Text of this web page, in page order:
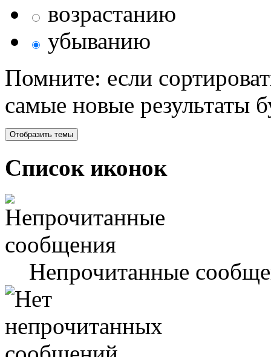
возрастанию
убыванию
Помните: если
самые новые результаты
Список иконок
Непрочитанные